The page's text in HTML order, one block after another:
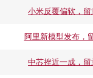
小米反覆偏软，
阿里新模型发布，
中芯挫近一成，